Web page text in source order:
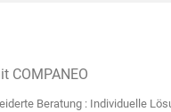
COMPANEO
Beratung : Individuelle